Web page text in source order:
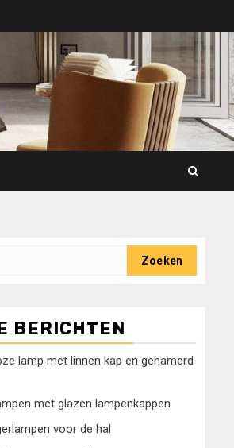
BERICHTEN
lamp met linnen kap en gehamerd
met glazen lampenkappen
voor de hal